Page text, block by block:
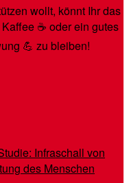
wollt, könnt Ihr das
☕️ oder ein gutes
💪 zu bleiben!
Infraschall von
des Menschen